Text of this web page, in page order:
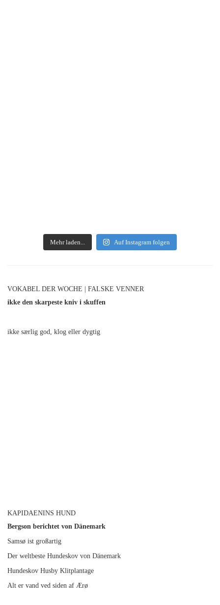
Mehr laden... Auf Instagram folgen
VOKABEL DER WOCHE | FALSKE VENNER
ikke den skarpeste kniv i skuffen
ikke særlig god, klog eller dygtig
KAPIDAENINS HUND
Bergson berichtet von Dänemark
Samsø ist großartig
Der weltbeste Hundeskov von Dänemark
Hundeskov Husby Klitplantage
Alt er vand ved siden af Ærø